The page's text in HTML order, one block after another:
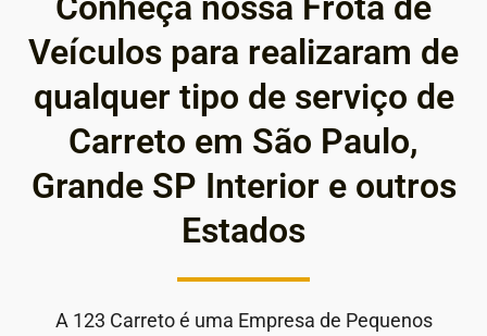
Veículos para realizaram de
qualquer tipo de serviço de
Carreto em São Paulo,
Grande SP Interior e outros
Estados
A 123 Carreto é uma Empresa de Pequenos